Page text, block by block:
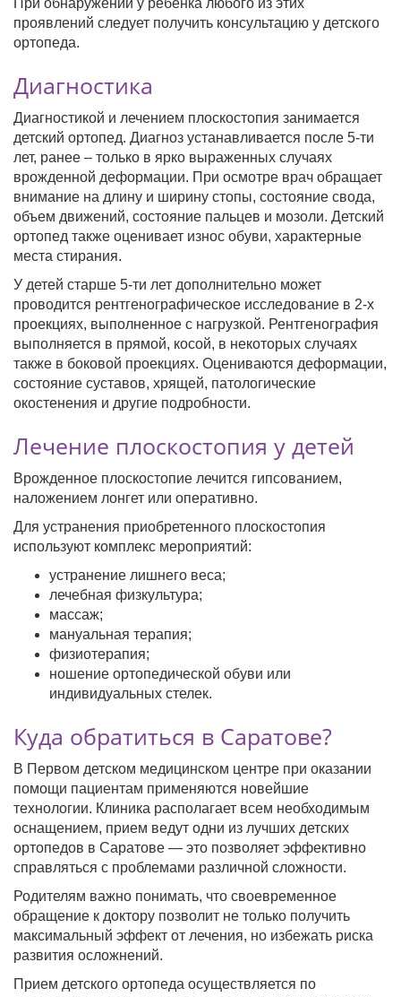
При обнаружении у ребенка любого из этих
проявлений следует получить консультацию у детского
ортопеда.
Диагностика
Диагностикой и лечением плоскостопия занимается
детский ортопед. Диагноз устанавливается после 5-ти
лет, ранее – только в ярко выраженных случаях
врожденной деформации. При осмотре врач обращает
внимание на длину и ширину стопы, состояние свода,
объем движений, состояние пальцев и мозоли. Детский
ортопед также оценивает износ обуви, характерные
места стирания.
У детей старше 5-ти лет дополнительно может
проводится рентгенографическое исследование в 2-х
проекциях, выполненное с нагрузкой. Рентгенография
выполняется в прямой, косой, в некоторых случаях
также в боковой проекциях. Оцениваются деформации,
состояние суставов, хрящей, патологические
окостенения и другие подробности.
Лечение плоскостопия у детей
Врожденное плоскостопие лечится гипсованием,
наложением лонгет или оперативно.
Для устранения приобретенного плоскостопия
используют комплекс мероприятий:
устранение лишнего веса;
лечебная физкультура;
массаж;
мануальная терапия;
физиотерапия;
ношение ортопедической обуви или
индивидуальных стелек.
Куда обратиться в Саратове?
В Первом детском медицинском центре при оказании
помощи пациентам применяются новейшие
технологии. Клиника располагает всем необходимым
оснащением, прием ведут одни из лучших детских
ортопедов в Саратове — это позволяет эффективно
справляться с проблемами различной сложности.
Родителям важно понимать, что своевременное
обращение к доктору позволит не только получить
максимальный эффект от лечения, но избежать риска
развития осложнений.
Прием детского ортопеда осуществляется по